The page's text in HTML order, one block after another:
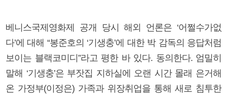
베니스국제영화제 공개 당시 해외 언론은 ‘어쩔수가없
다’에 대해 “봉준호의 ‘기생충’에 대한 박 감독의 응답처럼
보이는 블랙코미디”라고 평한 바 있다. 동의한다. 엄밀히
말해 ‘기생충’은 부잣집 지하실에 오랜 시간 몰래 은거해
온 가정부(이정은) 가족과 위장취업을 통해 새로 침투한